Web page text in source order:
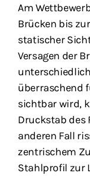
Am
Brücken bis
statischer
Versagen der
überraschend
sichtbar wird,
Druckstab des
anderen Fall
zentrischem
Stahlprofil zur